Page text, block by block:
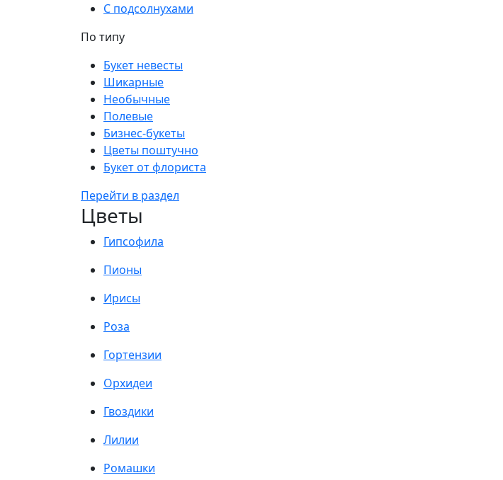
С подсолнухами
По типу
Букет невесты
Шикарные
Необычные
Полевые
Бизнес-букеты
Цветы поштучно
Букет от флориста
Перейти в раздел
Цветы
Гипсофила
Пионы
Ирисы
Роза
Гортензии
Орхидеи
Гвоздики
Лилии
Ромашки